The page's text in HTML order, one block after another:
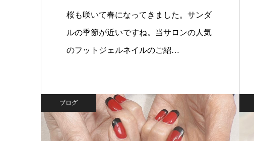
桜も咲いて春になってきました。サンダ
ルの季節が近いですね。当サロンの人気
のフットジェルネイルのご紹…
ブログ